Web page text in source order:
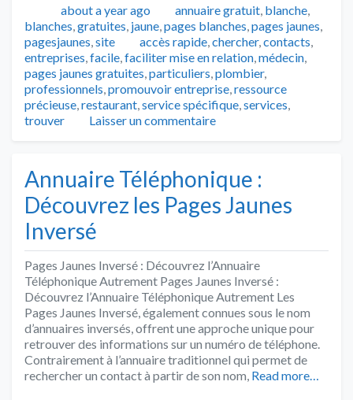
Publié
about a year ago Catégories
annuaire gratuit, blanche,
blanches,gratuites, jaune,pages blanches,pages jaunes,
pagesjaunes,site Tags
accès rapide,chercher,contacts,
entreprises,facile,faciliter mise en relation,médecin,
pages jaunes gratuites,particuliers,plombier,
professionnels,promouvoir entreprise,ressource
précieuse,restaurant,service spécifique,services,
trouver
Laisser un commentaire
Annuaire Téléphonique :
Découvrez les Pages Jaunes
Inversé
Pages Jaunes Inversé : Découvrez l’Annuaire
Téléphonique Autrement Pages Jaunes Inversé :
Découvrez l’Annuaire Téléphonique Autrement Les
Pages Jaunes Inversé, également connues sous le nom
d’annuaires inversés, offrent une approche unique pour
retrouver des informations sur un numéro de téléphone.
Contrairement à l’annuaire traditionnel qui permet de
rechercher un contact à partir de son nom, Read more…